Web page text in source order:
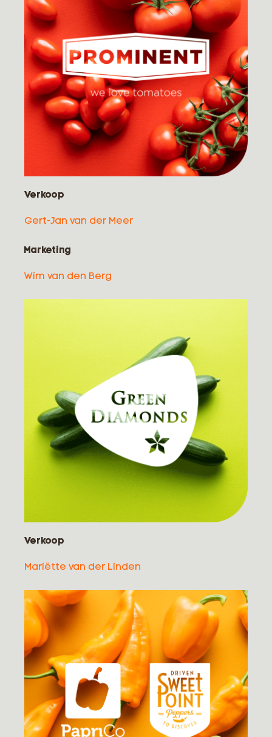
Verkoop
Gert-Jan van der Meer
Marketing
Wim van den Berg
Verkoop
Mariëtte van der Linden